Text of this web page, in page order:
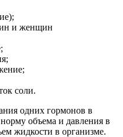
и женщин
соли.
одних гормонов в
объема и давления в
жидкости в организме.